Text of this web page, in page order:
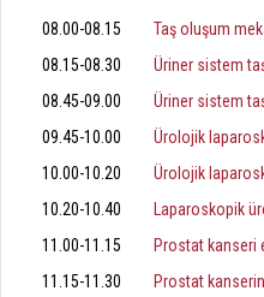
08.00-08.15
Taş oluşum
08.15-08.30
Üriner sistem
08.45-09.00
Üriner sistem
09.45-10.00
Ürolojik
10.00-10.20
Ürolojik
10.20-10.40
Laparoskopik
11.00-11.15
Prostat kanseri
11.15-11.30
Prostat